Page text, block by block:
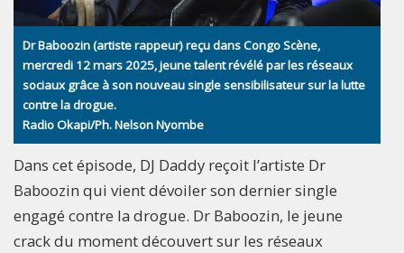
Dr Baboozin (artiste rappeur) reçu dans Congo Scène,
mercredi 12 mars 2025, jeune talent révélé par les réseaux
sociaux grâce à son nouveau single sensibilisateur sur la lutte
contre la drogue.
Radio Okapi/Ph. Nelson Nyombe
Dans cet épisode, DJ Daddy reçoit l’artiste Dr
Baboozin qui vient dévoiler son dernier single
engagé contre la drogue. Dr Baboozin, le jeune
crack du moment découvert sur les réseaux